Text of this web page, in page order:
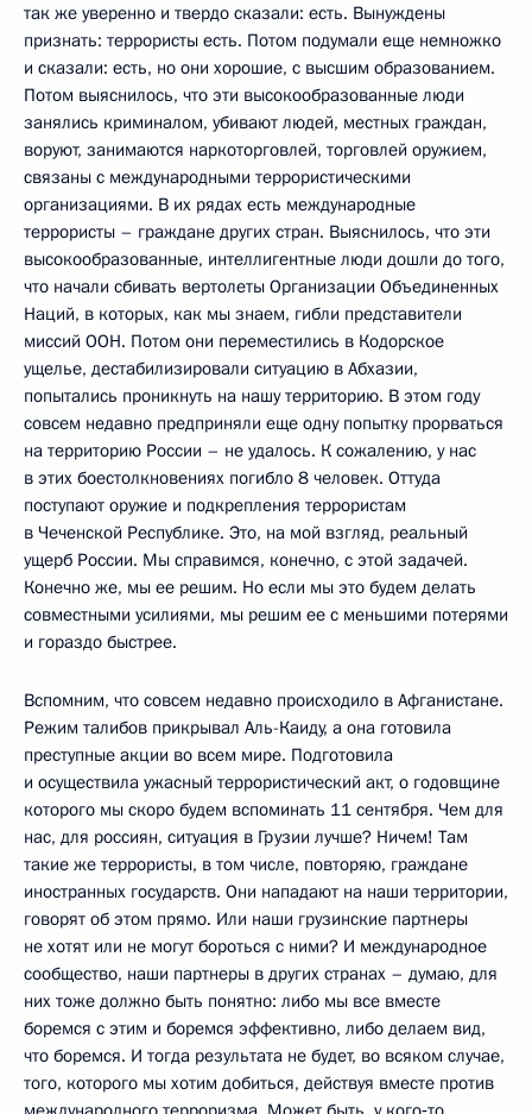
так же уверенно и твердо сказали: есть. Вынуждены
признать: террористы есть. Потом подумали еще немножко
и сказали: есть, но они хорошие, с высшим образованием.
Потом выяснилось, что эти высокообразованные люди
занялись криминалом, убивают людей, местных граждан,
воруют, занимаются наркоторговлей, торговлей оружием,
связаны с международными террористическими
организациями. В их рядах есть международные
террористы – граждане других стран. Выяснилось, что эти
высокообразованные, интеллигентные люди дошли до того,
что начали сбивать вертолеты Организации Объединенных
Наций, в которых, как мы знаем, гибли представители
миссий ООН. Потом они переместились в Кодорское
ущелье, дестабилизировали ситуацию в Абхазии,
попытались проникнуть на нашу территорию. В этом году
совсем недавно предприняли еще одну попытку прорваться
на территорию России – не удалось. К сожалению, у нас
в этих боестолкновениях погибло 8 человек. Оттуда
поступают оружие и подкрепления террористам
в Чеченской Республике. Это, на мой взгляд, реальный
ущерб России. Мы справимся, конечно, с этой задачей.
Конечно же, мы ее решим. Но если мы это будем делать
совместными усилиями, мы решим ее с меньшими потерями
и гораздо быстрее.
Вспомним, что совсем недавно происходило в Афганистане.
Режим талибов прикрывал Аль-Каиду, а она готовила
преступные акции во всем мире. Подготовила
и осуществила ужасный террористический акт, о годовщине
которого мы скоро будем вспоминать 11 сентября. Чем для
нас, для россиян, ситуация в Грузии лучше? Ничем! Там
такие же террористы, в том числе, повторяю, граждане
иностранных государств. Они нападают на наши территории,
говорят об этом прямо. Или наши грузинские партнеры
не хотят или не могут бороться с ними? И международное
сообщество, наши партнеры в других странах – думаю, для
них тоже должно быть понятно: либо мы все вместе
боремся с этим и боремся эффективно, либо делаем вид,
что боремся. И тогда результата не будет, во всяком случае,
того, которого мы хотим добиться, действуя вместе против